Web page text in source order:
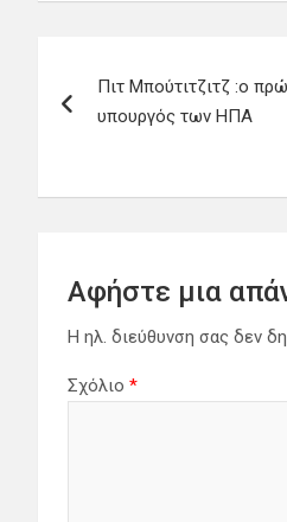
άρθρων
Πιτ Μπούτιτζιτζ :ο
υπουργός των ΗΠΑ
Αφήστε μια
Η ηλ. διεύθυνση σας δεν
Σχόλιο *